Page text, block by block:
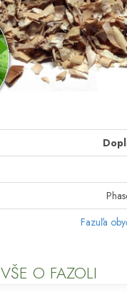
Fazuľa
VŠE O FAZOLI